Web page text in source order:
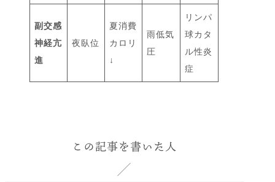
副交感
神経亢
進
夜臥位
夏消費
カロリ
↓
雨低気
圧
リンパ
球カタ
ル性炎
症
この記事を書いた人